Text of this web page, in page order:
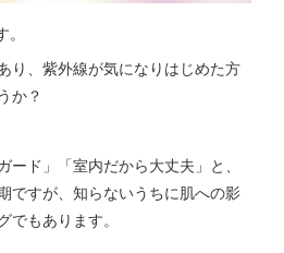
り、紫外線が気になりはじめた方
か？
ード」「室内だから大丈夫」と、
ですが、知らないうちに肌への影
もあります。